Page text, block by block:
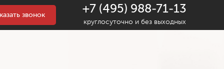
звонок +7 (495) 988-71-13
круглосуточно и без выходных